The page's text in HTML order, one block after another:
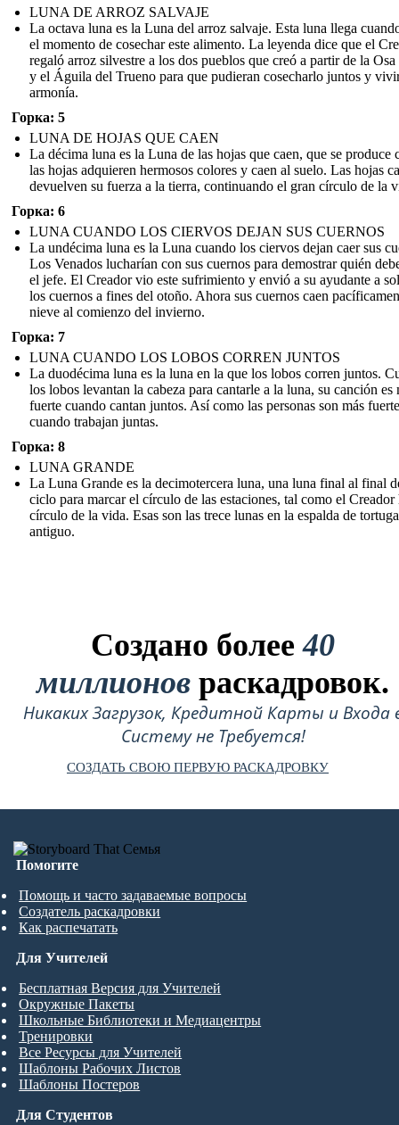
LUNA DE ARROZ SALVAJE
La octava luna es la Luna del arroz salvaje. Esta luna llega
el momento de cosechar este alimento. La leyenda dice que el
regaló arroz silvestre a los dos pueblos que creó a partir de la
y el Águila del Trueno para que pudieran cosecharlo juntos y
armonía.
Горка: 5
LUNA DE HOJAS QUE CAEN
La décima luna es la Luna de las hojas que caen, que se produce
las hojas adquieren hermosos colores y caen al suelo. Las hojas
devuelven su fuerza a la tierra, continuando el gran círculo de la
Горка: 6
LUNA CUANDO LOS CIERVOS DEJAN SUS CUERNOS
La undécima luna es la Luna cuando los ciervos dejan caer sus
Los Venados lucharían con sus cuernos para demostrar quién
el jefe. El Creador vio este sufrimiento y envió a su ayudante a
los cuernos a fines del otoño. Ahora sus cuernos caen
nieve al comienzo del invierno.
Горка: 7
LUNA CUANDO LOS LOBOS CORREN JUNTOS
La duodécima luna es la luna en la que los lobos corren juntos.
los lobos levantan la cabeza para cantarle a la luna, su canción es
fuerte cuando cantan juntos. Así como las personas son más
cuando trabajan juntas.
Горка: 8
LUNA GRANDE
La Luna Grande es la decimotercera luna, una luna final al final
ciclo para marcar el círculo de las estaciones, tal como el Creador
círculo de la vida. Esas son las trece lunas en la espalda de tortuga
antiguo.
Создано более40
миллионов раскадровок.
Никаких Загрузок, Кредитной Карты и Входа
Систему не Требуется!
СОЗДАТЬ СВОЮ ПЕРВУЮ РАСКАДРОВКУ
Помогите
Помощь и часто задаваемые вопросы
Создатель раскадровки
Как распечатать
Для Студентов
Для Учителей
Бесплатная Версия для Учителей
Окружные Пакеты
Школьные Библиотеки и Медиацентры
Тренировки
Все Ресурсы для Учителей
Шаблоны Рабочих Листов
Шаблоны Постеров